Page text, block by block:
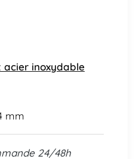
acier inoxydable
mm
24/48h